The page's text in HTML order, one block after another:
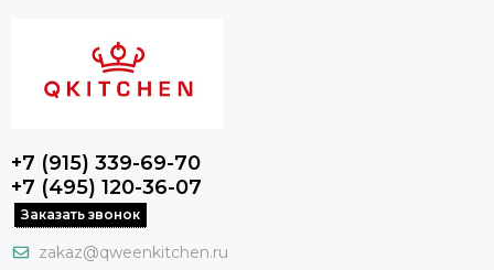
+7 (915) 339-69-70
+7 (495) 120-36-07
Заказать звонок
zakaz@qweenkitchen.ru